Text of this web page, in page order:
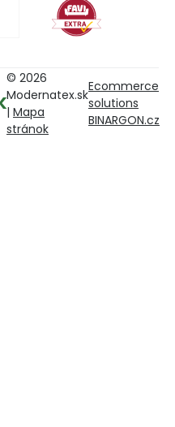
© 2026
Modernatex.sk
| Mapa
stránok
Ecommerce
solutions
BINARGON.cz